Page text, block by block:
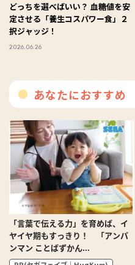
どっちを選べばいい？ 血糖値を安
定させる「養生コスパワー食」２
択ジャッジ！
2026.06.26
あなたにおすすめ
「言葉で伝える力」を育めば、イ
ヤイヤ期もすっきり！ 「アンパ
ンマン ことばずかん...